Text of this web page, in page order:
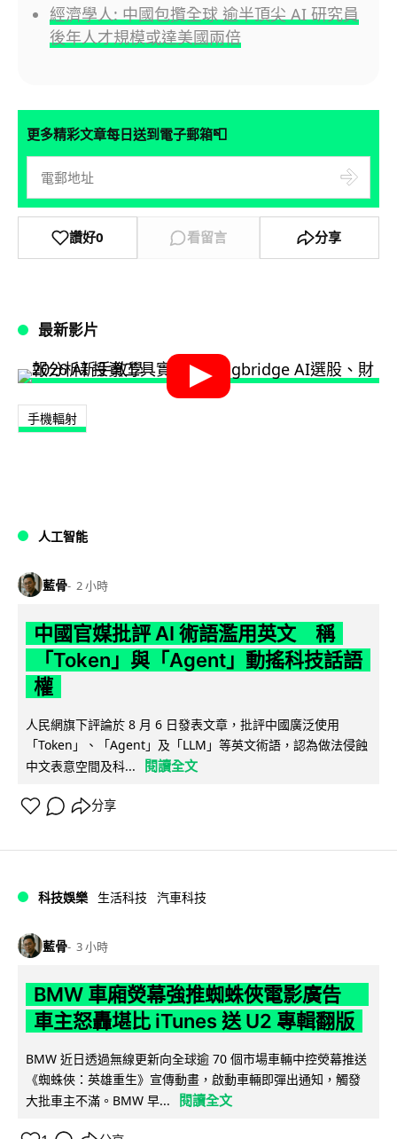
經濟學人: 中國包攬全球 逾半頂尖 AI 研究員
後年人才規模或達美國兩倍
更多精彩文章每日送到電子郵箱📮
讚好0 看留言 分享
最新影片
手機輻射
人工智能
藍骨 2 小時
中國官媒批評 AI 術語濫用英文 稱
「Token」與「Agent」動搖科技話語
權
人民網旗下評論於 8 月 6 日發表文章，批評中國廣泛使用
「Token」、「Agent」及「LLM」等英文術語，認為做法侵蝕
中文表意空間及科...
閱讀全文
分享
科技娛樂 生活科技 汽車科技
藍骨 3 小時
BMW 車廂熒幕強推蜘蛛俠電影廣告
車主怒轟堪比 iTunes 送 U2 專輯翻版
BMW 近日透過無線更新向全球逾 70 個市場車輛中控熒幕推送
《蜘蛛俠：英雄重生》宣傳動畫，啟動車輛即彈出通知，觸發
大批車主不滿。BMW 早...
閱讀全文